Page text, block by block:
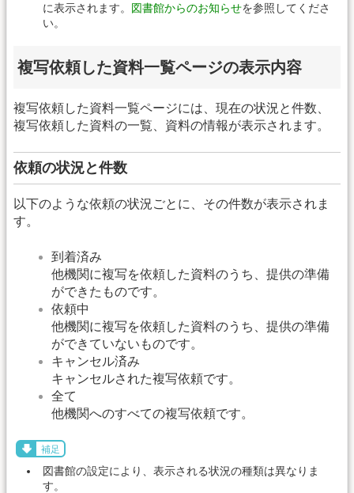
に表示されます。 図書館からのお知らせを参照してくださ
い。
複写依頼した資料一覧ページの表示内容
複写依頼した資料一覧ページには、現在の状況と件数、
複写依頼した資料の一覧、資料の情報が表示されます。
依頼の状況と件数
以下のような依頼の状況ごとに、その件数が表示されま
す。
到着済み
他機関に複写を依頼した資料のうち、提供の準備
ができたものです。
依頼中
他機関に複写を依頼した資料のうち、提供の準備
ができていないものです。
キャンセル済み
キャンセルされた複写依頼です。
全て
他機関へのすべての複写依頼です。
補足
図書館の設定により、表示される状況の種類は異なりま
す。